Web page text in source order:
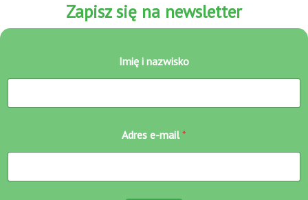
Zapisz się na newsletter
a
z
o
e
m
Imię i nazwisko
Adres e-mail*